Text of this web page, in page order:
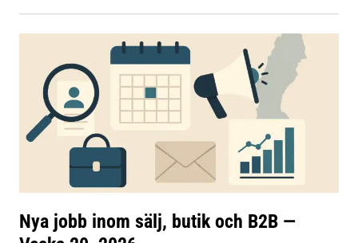
Nya jobb inom sälj, butik och B2B —